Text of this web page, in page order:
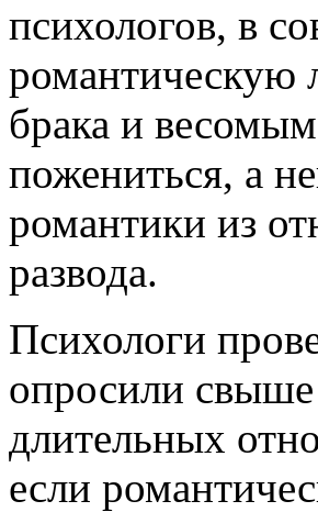
психологов, в
романтическую
брака и
пожениться, а
романтики из
развода.
Психологи
опросили
длительных
если